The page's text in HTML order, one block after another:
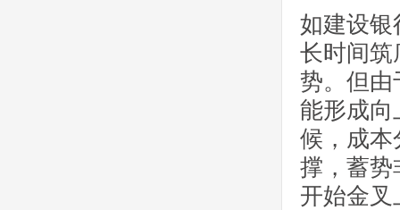
如建设银
长时间筑
势。但
能形成向
候，成本
撑，蓄势
开始金